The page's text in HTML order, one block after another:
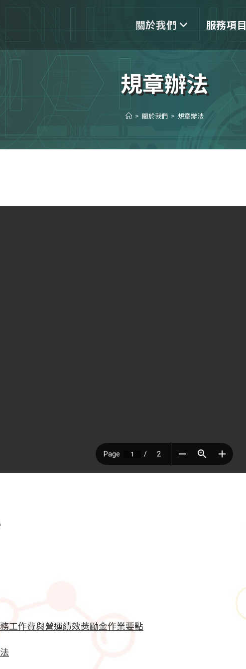
關於我們 服務項目
規章辦法
> 關於我們 > 規章辦法
工作費與營運績效獎勵金作業要點